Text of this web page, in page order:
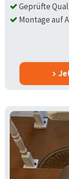
Geprüfte
Montage auf